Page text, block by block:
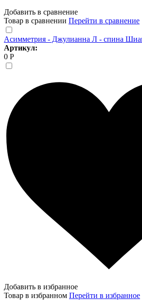
Добавить в сравнение
Товар в сравнении Перейти в сравнение
Асимметрия - Джулианна Л - спина
Артикул:
0 Р
Добавить в избранное
Товар в избранном Перейти в избранное